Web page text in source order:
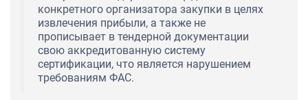
конкретного организатора закупки в целях
извлечения прибыли, а также не
прописывает в тендерной документации
свою аккредитованную систему
сертификации, что является нарушением
требованиям ФАС.